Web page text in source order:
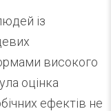
із
високого
оцінка
ефектів не